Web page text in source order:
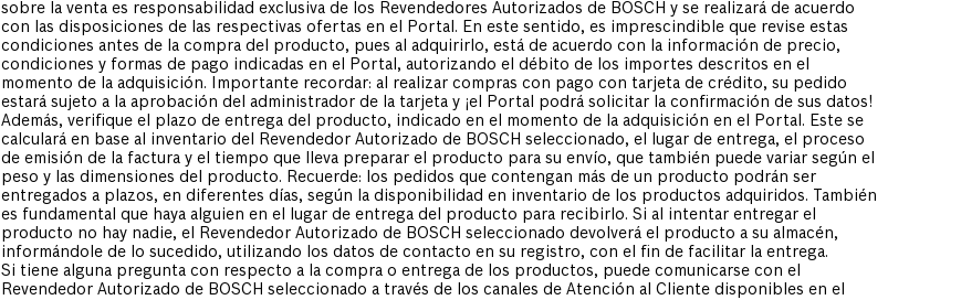
sobre la venta es responsabilidad exclusiva de los Revendedores Autorizados de BOSCH y se realizará de acuerdo
con las disposiciones de las respectivas ofertas en el Portal. En este sentido, es imprescindible que revise estas
condiciones antes de la compra del producto, pues al adquirirlo, está de acuerdo con la información de precio,
condiciones y formas de pago indicadas en el Portal, autorizando el débito de los importes descritos en el
momento de la adquisición. Importante recordar: al realizar compras con pago con tarjeta de crédito, su pedido
estará sujeto a la aprobación del administrador de la tarjeta y ¡el Portal podrá solicitar la confirmación de sus datos!
Además, verifique el plazo de entrega del producto, indicado en el momento de la adquisición en el Portal. Este se
calculará en base al inventario del Revendedor Autorizado de BOSCH seleccionado, el lugar de entrega, el proceso
de emisión de la factura y el tiempo que lleva preparar el producto para su envío, que también puede variar según el
peso y las dimensiones del producto. Recuerde: los pedidos que contengan más de un producto podrán ser
entregados a plazos, en diferentes días, según la disponibilidad en inventario de los productos adquiridos. También
es fundamental que haya alguien en el lugar de entrega del producto para recibirlo. Si al intentar entregar el
producto no hay nadie, el Revendedor Autorizado de BOSCH seleccionado devolverá el producto a su almacén,
informándole de lo sucedido, utilizando los datos de contacto en su registro, con el fin de facilitar la entrega.
Si tiene alguna pregunta con respecto a la compra o entrega de los productos, puede comunicarse con el
Revendedor Autorizado de BOSCH seleccionado a través de los canales de Atención al Cliente disponibles en el